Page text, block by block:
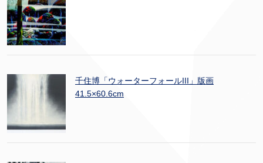
千住博「ウォーターフォールIII」版画
41.5×60.6cm